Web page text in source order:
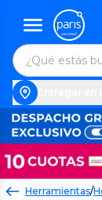
Herramientas/